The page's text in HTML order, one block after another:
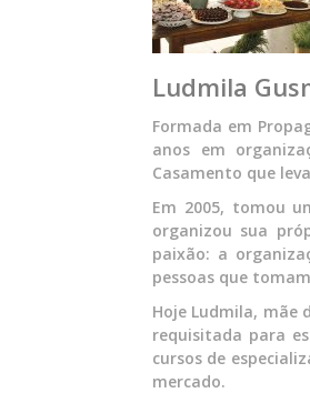
Ludmila
Formada em
anos em
Casamento que
Em 2005, tomou
organizou sua
paixão: a
pessoas que
Hoje Ludmila, mãe
requisitada para
cursos de
mercado.